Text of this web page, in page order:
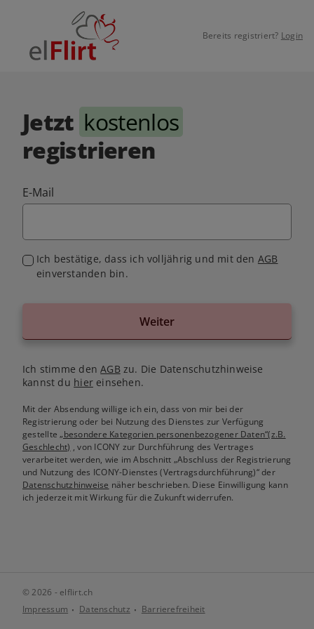
Bereits registriert? Login
Jetzt kostenlos
registrieren
E-Mail
Ich bestätige, dass ich volljährig und mit den AGB
einverstanden bin.
Weiter
Ich stimme denAGB zu. Die Datenschutzhinweise
kannst du hiereinsehen.
Mit der Absendung willige ich ein, dass von mir bei der
Registrierung oder bei Nutzung des Dienstes zur Verfügung
gestellte„besondere Kategorien personenbezogener Daten“(z.B.
Geschlecht) , von ICONY zur Durchführung des Vertrages
verarbeitet werden, wie im Abschnitt „Abschluss der Registrierung
und Nutzung des ICONY-Dienstes (Vertragsdurchführung)“ der
Datenschutzhinweise näher beschrieben. Diese Einwilligung kann
ich jederzeit mit Wirkung für die Zukunft widerrufen.
© 2026 - elflirt.ch
Impressum
Datenschutz Barrierefreiheit